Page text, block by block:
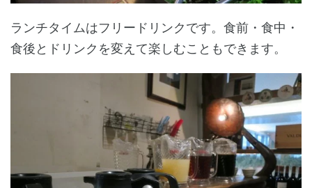
ランチタイムはフリードリンクです。食前・食中・
食後とドリンクを変えて楽しむこともできます。